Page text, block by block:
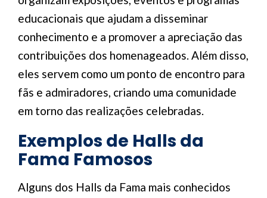
educacionais que ajudam a disseminar
conhecimento e a promover a apreciação das
contribuições dos homenageados. Além disso,
eles servem como um ponto de encontro para
fãs e admiradores, criando uma comunidade
em torno das realizações celebradas.
Exemplos de Halls da
Fama Famosos
Alguns dos Halls da Fama mais conhecidos